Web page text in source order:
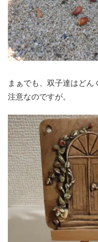
まぁでも、双子達はど
注意なのですが。